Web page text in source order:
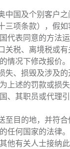
国及个别客户之
项条款），假
表同意的方法运
税、离境税或
情况下修改报价。
、损毁及涉及
述的罚款或损
其职员或代理
目的地，并符
任何国家的法律。
有关人士接纳